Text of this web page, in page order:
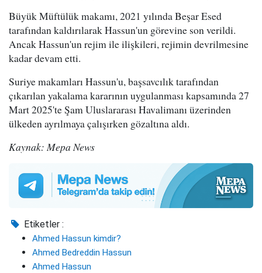
Büyük Müftülük makamı, 2021 yılında Beşar Esed
tarafından kaldırılarak Hassun'un görevine son verildi.
Ancak Hassun'un rejim ile ilişkileri, rejimin devrilmesine
kadar devam etti.
Suriye makamları Hassun'u, başsavcılık tarafından
çıkarılan yakalama kararının uygulanması kapsamında 27
Mart 2025'te Şam Uluslararası Havalimanı üzerinden
ülkeden ayrılmaya çalışırken gözaltına aldı.
Kaynak: Mepa News
Etiketler :
Ahmed Hassun kimdir?
Ahmed Bedreddin Hassun
Ahmed Hassun